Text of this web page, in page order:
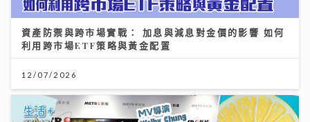
資產防禦與跨市場實戰： 加息與減息對金價的影響 如何
利用跨市場ETF策略與黃金配置
12/07/2026